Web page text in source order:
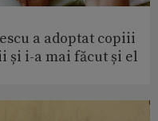
a adoptat copiii
și i-a mai făcut și el